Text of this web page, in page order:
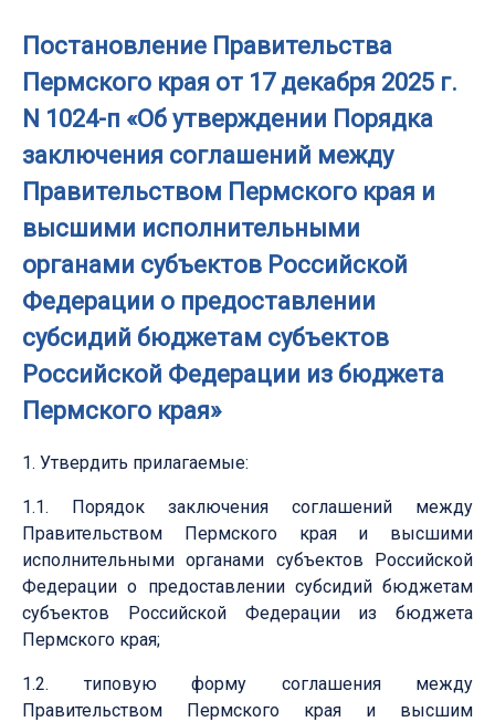
Постановление Правительства
Пермского края от 17 декабря 2025 г.
N 1024-п «Об утверждении Порядка
заключения соглашений между
Правительством Пермского края и
высшими исполнительными
органами субъектов Российской
Федерации о предоставлении
субсидий бюджетам субъектов
Российской Федерации из бюджета
Пермского края»
1. Утвердить прилагаемые:
1.1. Порядок заключения соглашений между
Правительством Пермского края и высшими
исполнительными органами субъектов Российской
Федерации о предоставлении субсидий бюджетам
субъектов Российской Федерации из бюджета
Пермского края;
1.2. типовую форму соглашения между
Правительством Пермского края и высшим